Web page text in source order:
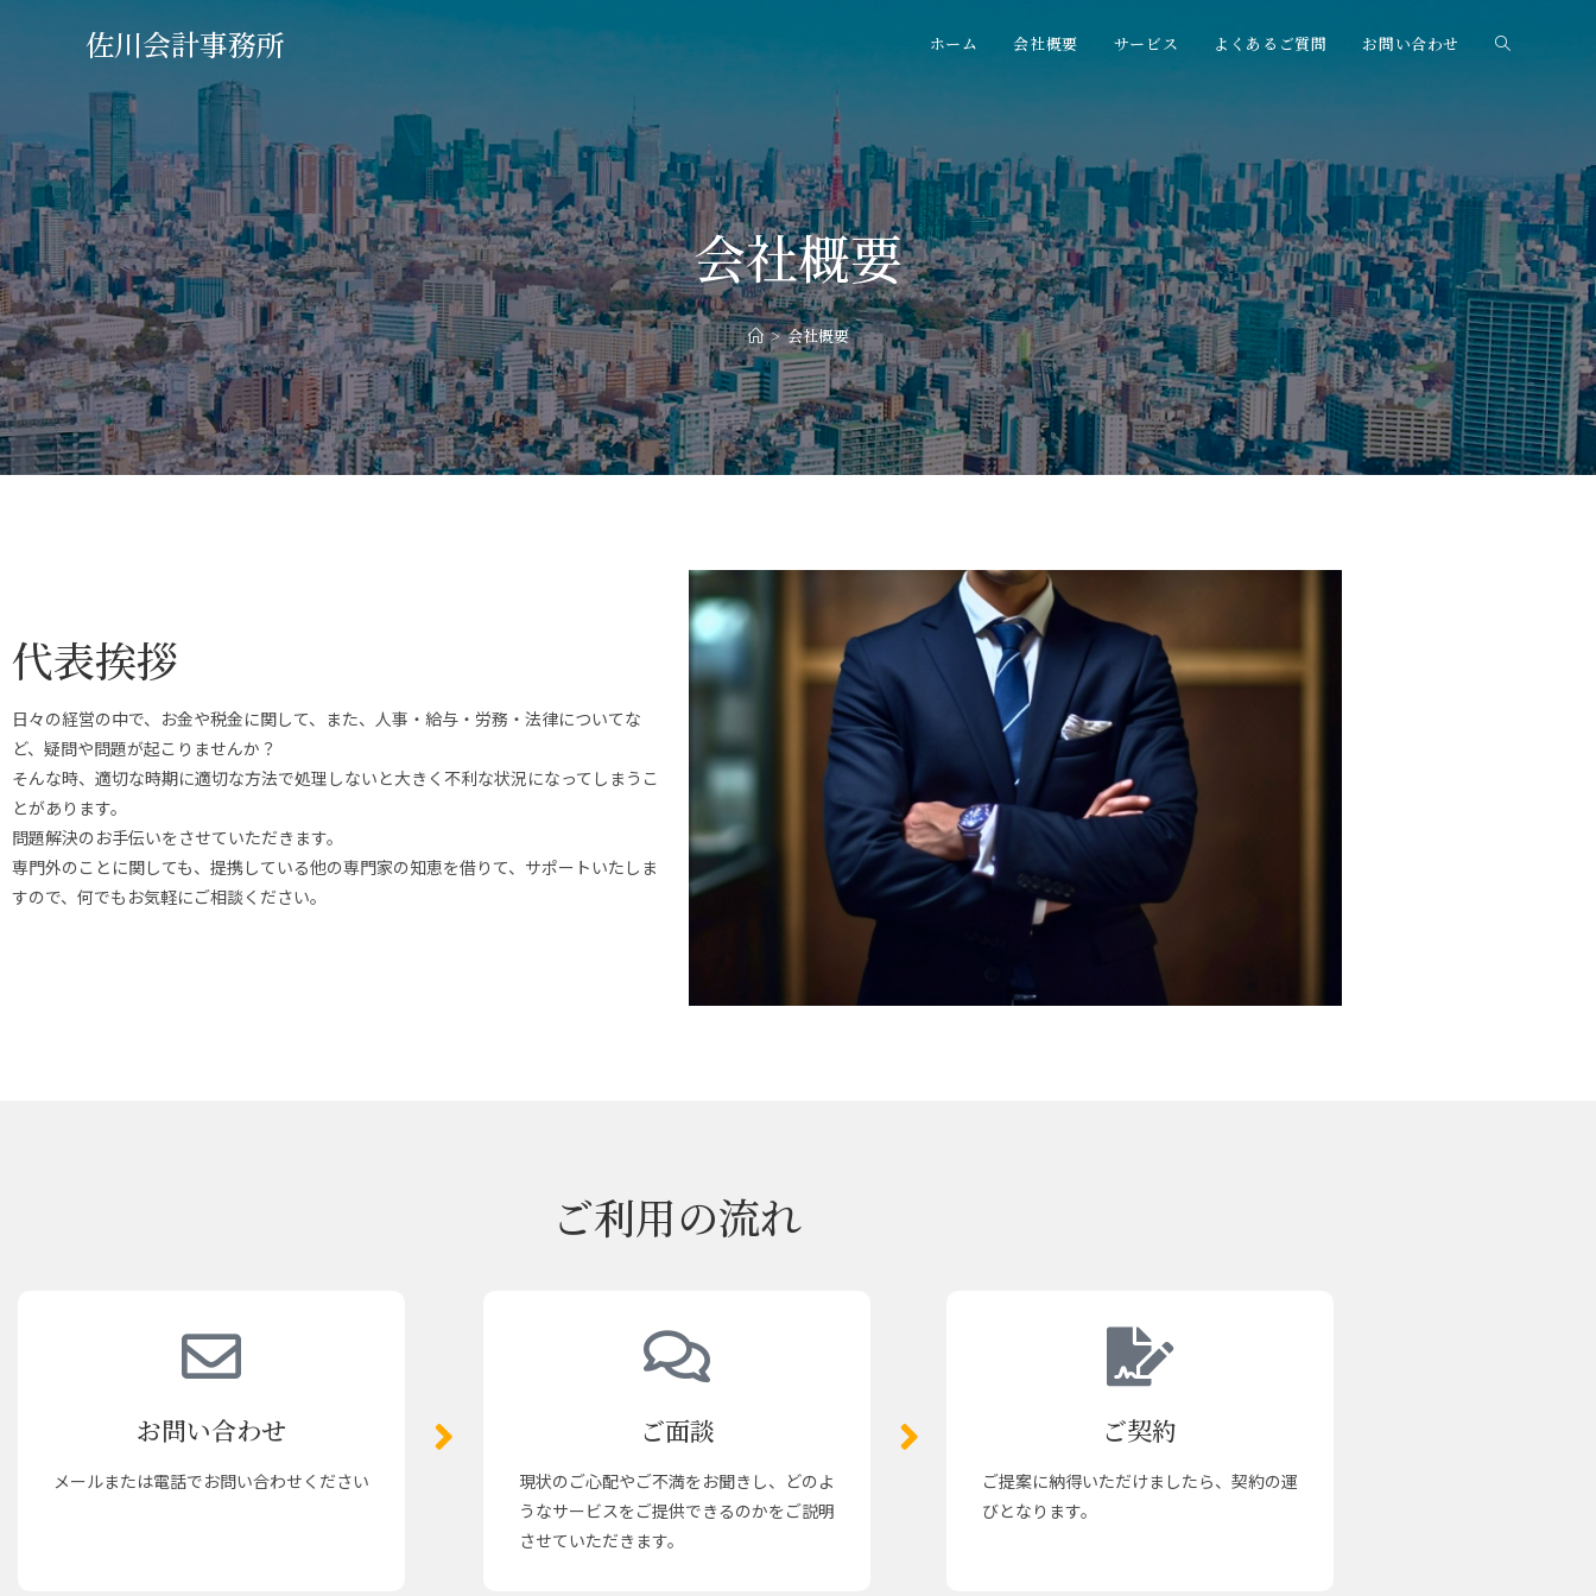
佐川会計事務所 ホーム 会社概要 サービス よくあるご質問 お問い合わせ
会社概要
> 会社概要
代表挨拶
日々の経営の中で、お金や税金に関して、また、人事・給与・労務・法律についてな
ど、疑問や問題が起こりませんか？
そんな時、適切な時期に適切な方法で処理しないと大きく不利な状況になってしまうこ
とがあります。
問題解決のお手伝いをさせていただきます。
専門外のことに関しても、提携している他の専門家の知恵を借りて、サポートいたしま
すので、何でもお気軽にご相談ください。
ご利用の流れ
お問い合わせ
メールまたは電話でお問い合わせください
ご面談
現状のご心配やご不満をお聞きし、どのよ
うなサービスをご提供できるのかをご説明
させていただきます。
ご契約
ご提案に納得いただけましたら、契約の運
びとなります。